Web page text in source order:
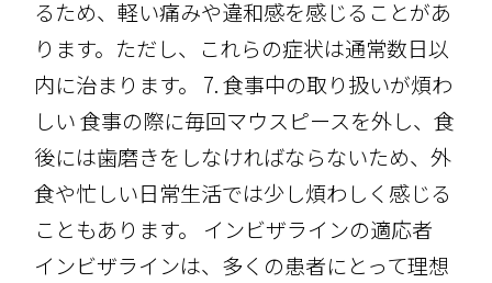
るため、軽い痛みや違和感を感じることがあ
ります。ただし、これらの症状は通常数日以
内に治まります。 7. 食事中の取り扱いが煩わ
しい 食事の際に毎回マウスピースを外し、食
後には歯磨きをしなければならないため、外
食や忙しい日常生活では少し煩わしく感じる
こともあります。 インビザラインの適応者
インビザラインは、多くの患者にとって理想